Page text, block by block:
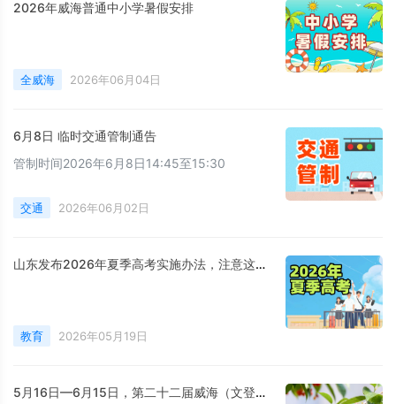
2026年威海普通中小学暑假安排
全威海 2026年06月04日
6月8日 临时交通管制通告
管制时间2026年6月8日14:45至15:30
交通 2026年06月02日
山东发布2026年夏季高考实施办法，注意这些新变化！
教育 2026年05月19日
5月16日—6月15日，第二十二届威海（文登）昆嵛山樱桃采摘季启幕